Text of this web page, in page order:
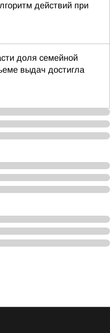
действий при
доля семейной
выдач достигла